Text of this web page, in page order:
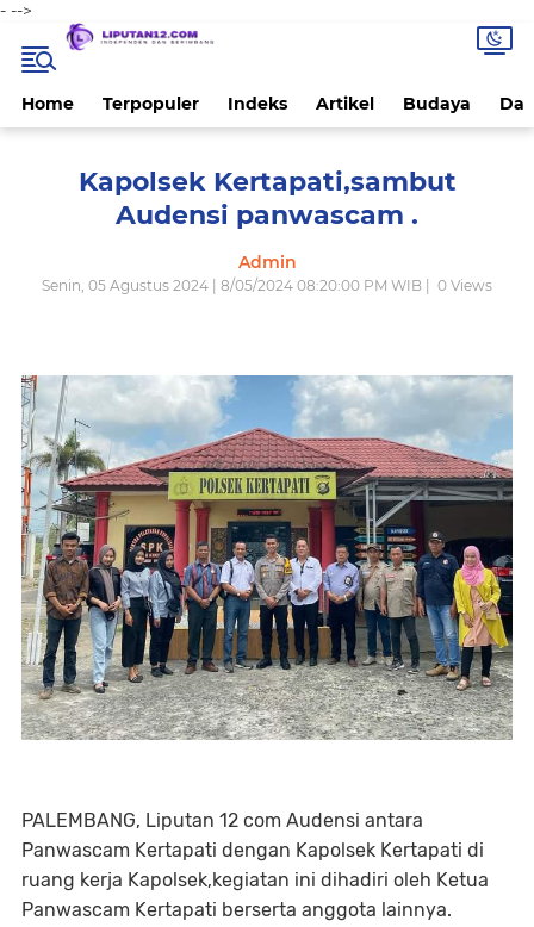
- -->
Home Terpopuler Indeks Artikel Budaya
Kapolsek Kertapati,sambut
Audensi panwascam .
Admin
Senin, 05 Agustus 2024 | 8/05/2024 08:20:00 PM WIB | 0 Views
PALEMBANG, Liputan 12 com Audensi antara
Panwascam Kertapati dengan Kapolsek Kertapati di
ruang kerja Kapolsek,kegiatan ini dihadiri oleh Ketua
Panwascam Kertapati berserta anggota lainnya.